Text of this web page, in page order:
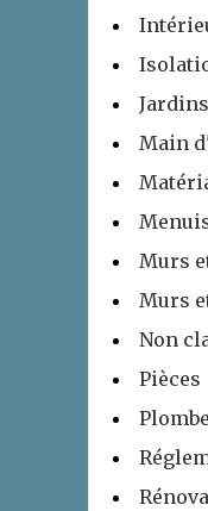
Jardins
Main
Murs
Murs
Non
Pièces